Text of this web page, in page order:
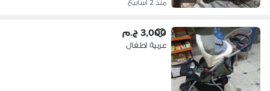
منذ 2 أسابيع
3,000 ج.م
عربية اطفال